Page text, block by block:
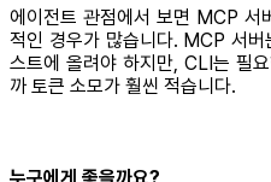
에이전트 관점에서 보면 MCP
적인 경우가 많습니다. MCP 서
스트에 올려야 하지만, CLI는 필
까 토큰 소모가 훨씬 적습니다.
누구에게 좋을까요?